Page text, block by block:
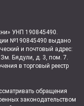
УНП 190845490.
№190845490 выдано
и почтовый адрес:
Зм. Бядули, д. 3, пом. 7.
в торговый реестр
обращения
законодательством